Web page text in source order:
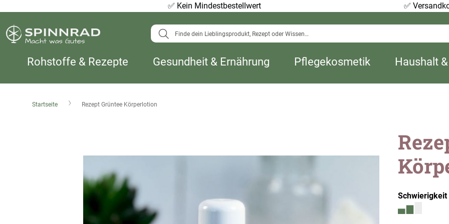
✅ Kein Mindestbestellwert ✅
Suche
Rohstoffe & Rezepte Gesundheit & Ernährung Pflegekosmetik Haushalt
Startseite Rezept Grüntee Körperlotion
Schwierigkeit